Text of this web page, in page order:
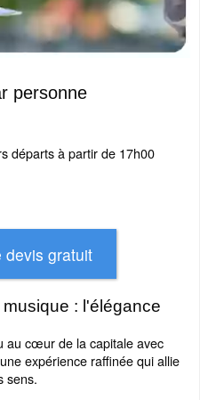
personne
départs à partir de 17h00
: l'élégance
au cœur de la capitale avec
expérience raffinée qui allie
sens.